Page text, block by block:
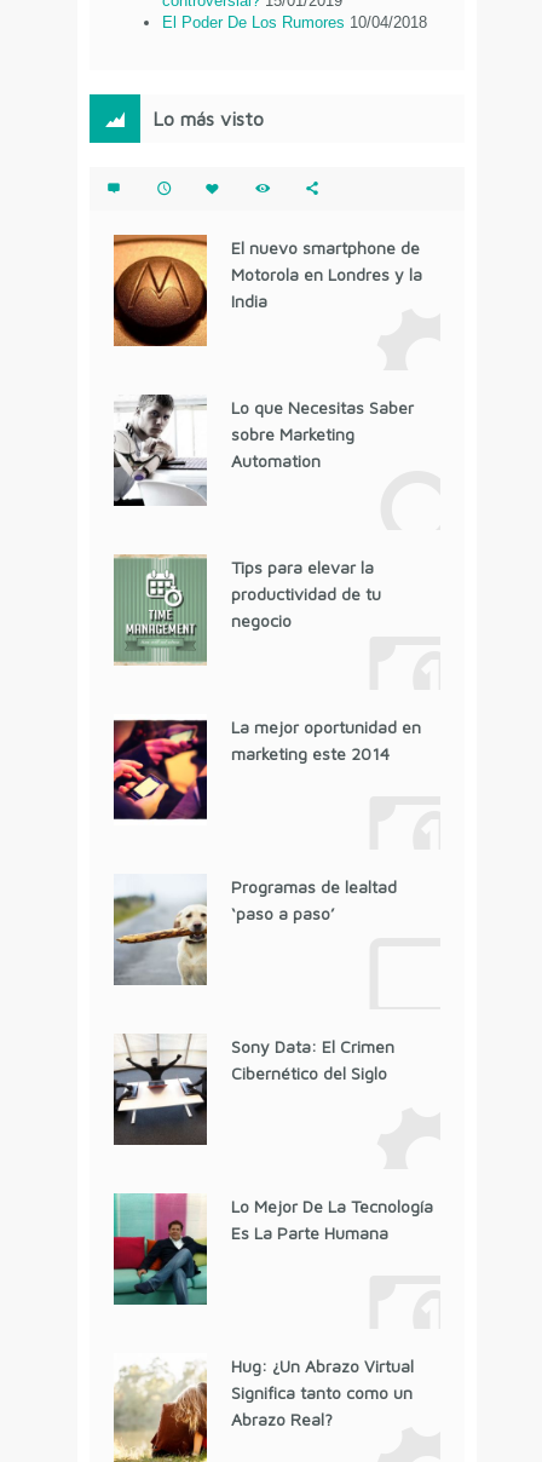
El Poder De Los Rumores 10/04/2018
Lo más visto
El nuevo smartphone de
Motorola en Londres y la
India
Lo que Necesitas Saber
sobre Marketing
Automation
Tips para elevar la
productividad de tu
negocio
La mejor oportunidad en
marketing este 2014
Programas de lealtad
‘paso a paso’
Sony Data: El Crimen
Cibernético del Siglo
Lo Mejor De La Tecnología
Es La Parte Humana
Hug: ¿Un Abrazo Virtual
Significa tanto como un
Abrazo Real?